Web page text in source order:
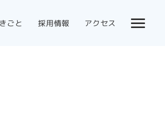
ごと 採用情報 アクセス